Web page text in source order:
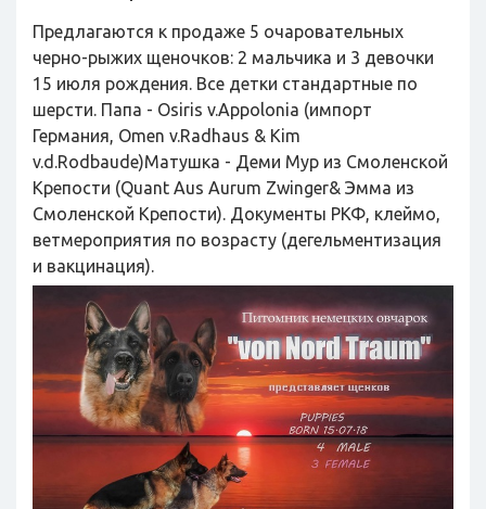
Предлагаются к продаже 5 очаровательных
черно-рыжих щеночков: 2 мальчика и 3 девочки
15 июля рождения. Все детки стандартные по
шерсти. Папа - Osiris v.Appolonia (импорт
Германия, Omen v.Radhaus & Kim
v.d.Rodbaude)Матушка - Деми Мур из Смоленской
Крепости (Quant Aus Aurum Zwinger& Эмма из
Смоленской Крепости). Документы РКФ, клеймо,
ветмероприятия по возрасту (дегельментизация
и вакцинация).